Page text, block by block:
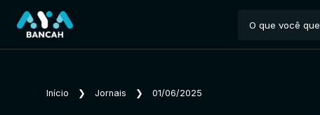
Início ❯ Jornais ❯ 01/06/2025